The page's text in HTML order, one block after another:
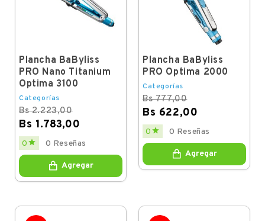
Plancha BaByliss
PRO Nano Titanium
Optima 3100
Categorías
Bs 2.223,00
Bs 1.783,00
Regular
price
Price
0  0 Reseñas
Agregar
Plancha BaByliss
PRO Optima 2000
Categorías
Bs 777,00
Bs 622,00
Regular
price
Price
0  0 Reseñas
Agregar